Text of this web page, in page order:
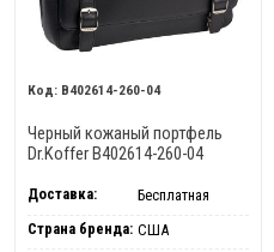
B402614-260-04
Черный кожаный портфель
Dr.Koffer B402614-260-04
Доставка:
Бесплатная
Страна бренда: США